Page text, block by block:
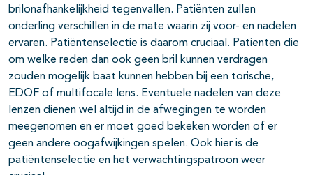
brilonafhankelijkheid tegenvallen. Patiënten zullen
onderling verschillen in de mate waarin zij voor- en nadelen
ervaren. Patiëntenselectie is daarom cruciaal. Patiënten die
om welke reden dan ook geen bril kunnen verdragen
zouden mogelijk baat kunnen hebben bij een torische,
EDOF of multifocale lens. Eventuele nadelen van deze
lenzen dienen wel altijd in de afwegingen te worden
meegenomen en er moet goed bekeken worden of er
geen andere oogafwijkingen spelen. Ook hier is de
patiëntenselectie en het verwachtingspatroon weer